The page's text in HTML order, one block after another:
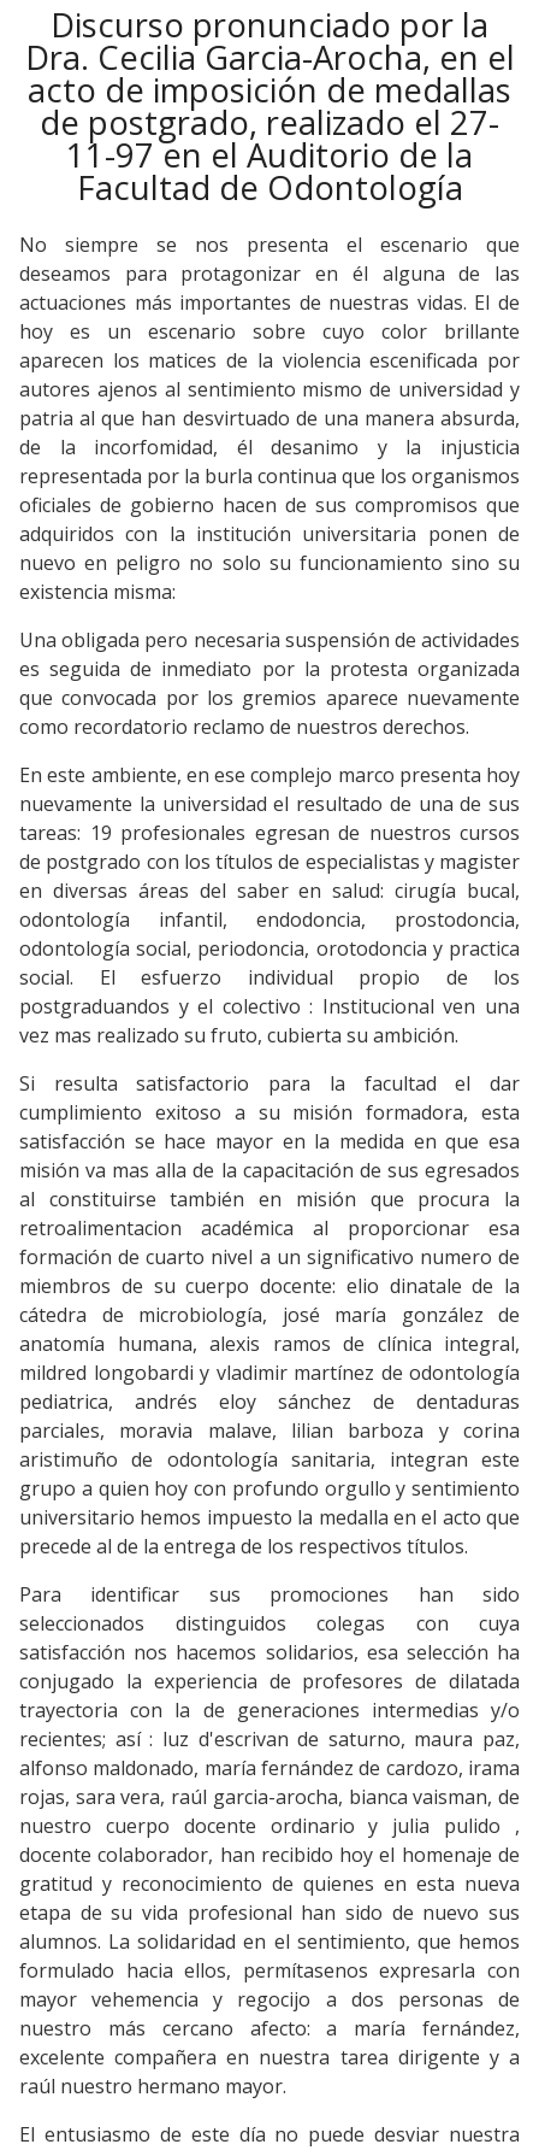
Discurso pronunciado por la
Dra. Cecilia Garcia-Arocha, en el
acto de imposición de medallas
de postgrado, realizado el 27-
11-97 en el Auditorio de la
Facultad de Odontología
No siempre se nos presenta el escenario que
deseamos para protagonizar en él alguna de las
actuaciones más importantes de nuestras vidas. El de
hoy es un escenario sobre cuyo color brillante
aparecen los matices de la violencia escenificada por
autores ajenos al sentimiento mismo de universidad y
patria al que han desvirtuado de una manera absurda,
de la incorfomidad, él desanimo y la injusticia
representada por la burla continua que los organismos
oficiales de gobierno hacen de sus compromisos que
adquiridos con la institución universitaria ponen de
nuevo en peligro no solo su funcionamiento sino su
existencia misma:
Una obligada pero necesaria suspensión de actividades
es seguida de inmediato por la protesta organizada
que convocada por los gremios aparece nuevamente
como recordatorio reclamo de nuestros derechos.
En este ambiente, en ese complejo marco presenta hoy
nuevamente la universidad el resultado de una de sus
tareas: 19 profesionales egresan de nuestros cursos
de postgrado con los títulos de especialistas y magister
en diversas áreas del saber en salud: cirugía bucal,
odontología infantil, endodoncia, prostodoncia,
odontología social, periodoncia, orotodoncia y practica
social. El esfuerzo individual propio de los
postgraduandos y el colectivo : Institucional ven una
vez mas realizado su fruto, cubierta su ambición.
Si resulta satisfactorio para la facultad el dar
cumplimiento exitoso a su misión formadora, esta
satisfacción se hace mayor en la medida en que esa
misión va mas alla de la capacitación de sus egresados
al constituirse también en misión que procura la
retroalimentacion académica al proporcionar esa
formación de cuarto nivel a un significativo numero de
miembros de su cuerpo docente: elio dinatale de la
cátedra de microbiología, josé maría gonzález de
anatomía humana, alexis ramos de clínica integral,
mildred longobardi y vladimir martínez de odontología
pediatrica, andrés eloy sánchez de dentaduras
parciales, moravia malave, lilian barboza y corina
aristimuño de odontología sanitaria, integran este
grupo a quien hoy con profundo orgullo y sentimiento
universitario hemos impuesto la medalla en el acto que
precede al de la entrega de los respectivos títulos.
Para identificar sus promociones han sido
seleccionados distinguidos colegas con cuya
satisfacción nos hacemos solidarios, esa selección ha
conjugado la experiencia de profesores de dilatada
trayectoria con la de generaciones intermedias y/o
recientes; así : luz d'escrivan de saturno, maura paz,
alfonso maldonado, maría fernández de cardozo, irama
rojas, sara vera, raúl garcia-arocha, bianca vaisman, de
nuestro cuerpo docente ordinario y julia pulido ,
docente colaborador, han recibido hoy el homenaje de
gratitud y reconocimiento de quienes en esta nueva
etapa de su vida profesional han sido de nuevo sus
alumnos. La solidaridad en el sentimiento, que hemos
formulado hacia ellos, permítasenos expresarla con
mayor vehemencia y regocijo a dos personas de
nuestro más cercano afecto: a maría fernández,
excelente compañera en nuestra tarea dirigente y a
raúl nuestro hermano mayor.
El entusiasmo de este día no puede desviar nuestra